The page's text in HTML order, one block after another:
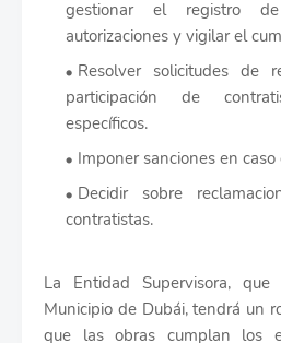
gestionar el registro
autorizaciones y vigilar el
Resolver solicitudes de
participación de
específicos.
Imponer sanciones en
Decidir sobre
contratistas.
La Entidad Supervisora,
Municipio de Dubái, tendrá un
que las obras cumplan los